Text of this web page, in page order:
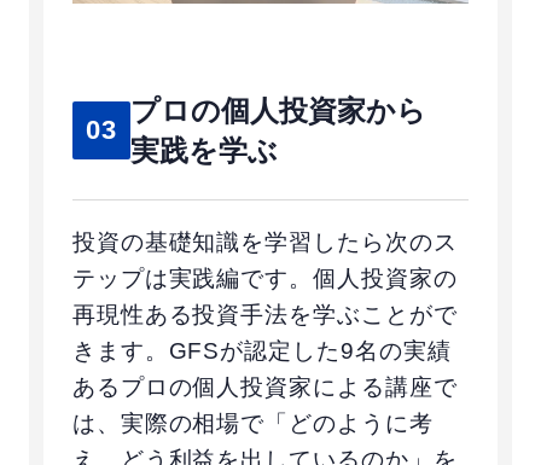
03
プロの個人投資家から
実践を学ぶ
投資の基礎知識を学習したら次のス
テップは実践編です。個人投資家の
再現性ある投資手法を学ぶことがで
きます。GFSが認定した9名の実績
あるプロの個人投資家による講座で
は、実際の相場で「どのように考
え、どう利益を出しているのか」を